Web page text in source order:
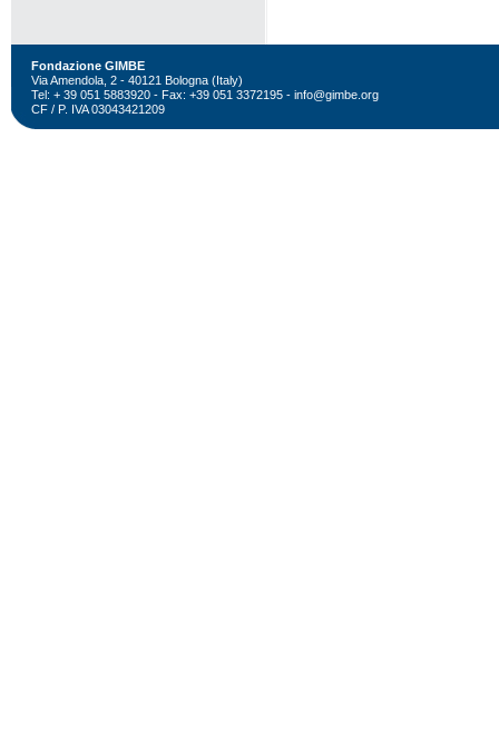
Fondazione GIMBE
Via Amendola, 2 - 40121 Bologna (Italy)
Tel: + 39 051 5883920 - Fax: +39 051 3372195 - info@gimbe.org
CF / P. IVA 03043421209